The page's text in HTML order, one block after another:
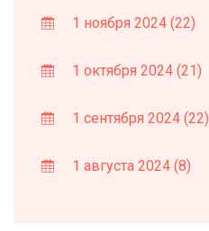
1 ноября 2024 (22)
1 октября 2024 (21)
1 сентября 2024 (22)
1 августа 2024 (8)